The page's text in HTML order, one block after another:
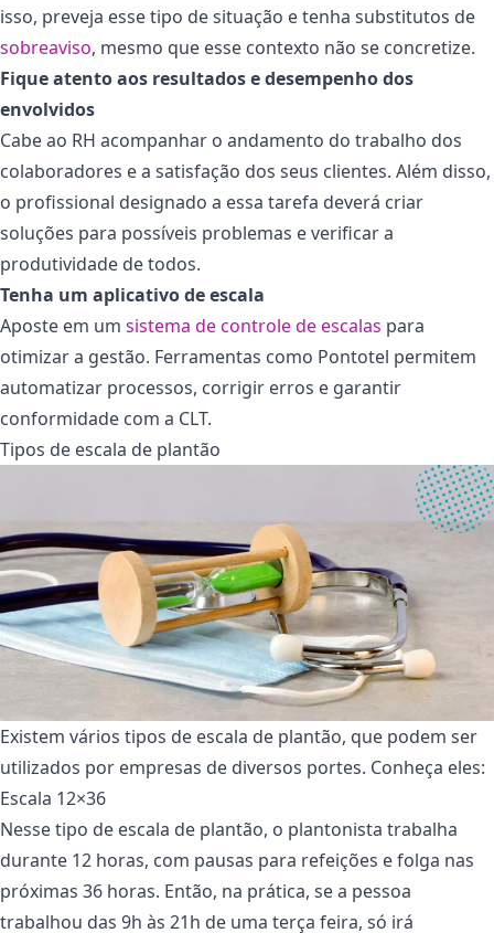
isso, preveja esse tipo de situação e tenha substitutos de
sobreaviso, mesmo que esse contexto não se concretize.
Fique atento aos resultados e desempenho dos
envolvidos
Cabe ao RH acompanhar o andamento do trabalho dos
colaboradores e a satisfação dos seus clientes. Além disso,
o profissional designado a essa tarefa deverá criar
soluções para possíveis problemas e verificar a
produtividade de todos.
Tenha um aplicativo de escala
Aposte em um sistema de controle de escalas para
otimizar a gestão. Ferramentas como Pontotel permitem
automatizar processos, corrigir erros e garantir
conformidade com a CLT.
Tipos de escala de plantão
Existem vários tipos de escala de plantão, que podem ser
utilizados por empresas de diversos portes. Conheça eles:
Escala 12×36
Nesse tipo de escala de plantão, o plantonista trabalha
durante 12 horas, com pausas para refeições e folga nas
próximas 36 horas. Então, na prática, se a pessoa
trabalhou das 9h às 21h de uma terça feira, só irá